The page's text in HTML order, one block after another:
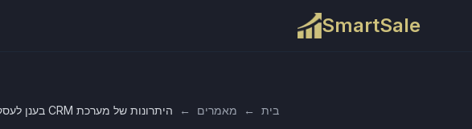
SmartSale
בית ← מאמרים ← היתרונות של מערכת CRM בענן לעסקים